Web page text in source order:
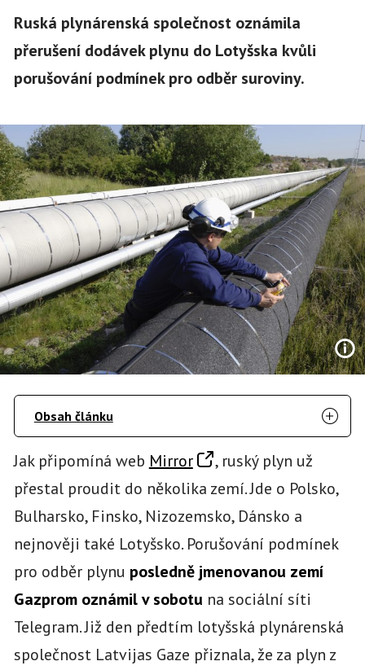
Ruská plynárenská společnost oznámila
přerušení dodávek plynu do Lotyšska kvůli
porušování podmínek pro odběr suroviny.
Obsah článku
Jak připomíná web Mirror
, ruský plyn už
přestal proudit do několika zemí. Jde o Polsko,
Bulharsko, Finsko, Nizozemsko, Dánsko a
nejnověji také Lotyšsko. Porušování podmínek
pro odběr plynu posledně jmenovanou zemí
Gazprom oznámil v sobotu na sociální síti
Telegram. Již den předtím lotyšská plynárenská
společnost Latvijas Gaze přiznala, že za plyn z